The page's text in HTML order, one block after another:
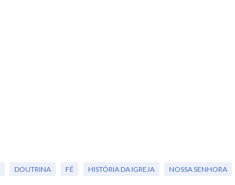
DOUTRINA FÉ HISTÓRIA DA IGREJA NOSSA SENHORA